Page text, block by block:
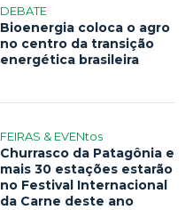
DEBATE
Bioenergia coloca o agro
no centro da transição
energética brasileira
FEIRAS & EVENtos
Churrasco da Patagônia e
mais 30 estações estarão
no Festival Internacional
da Carne deste ano